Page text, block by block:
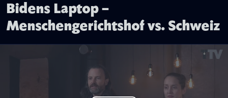
Bidens Laptop –
Menschengerichtshof vs. Schweiz